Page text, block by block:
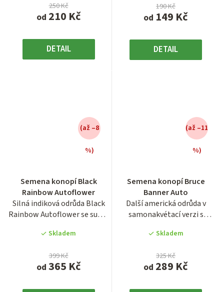
od 210 Kč
250 Kč
DETAIL
od 149 Kč
190 Kč
DETAIL
Semena konopí Black
Rainbow Autoflower
Silná indiková odrůda Black
Rainbow Autoflower se super
Skladem
od 365 Kč
399 Kč
(až –8
%)
produktu
je
3,7
z
hvězdiček.
Semena konopí Bruce
Banner Auto
Další americká odrůda v
samonakvétací verzi s
terpenovým...
Skladem
od 289 Kč
325 Kč
(až –11
%)
produktu
je
4,1
z
hvězdiček.